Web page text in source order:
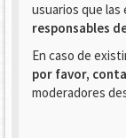
usuarios que las
responsables
En caso de
por favor,
moderadores